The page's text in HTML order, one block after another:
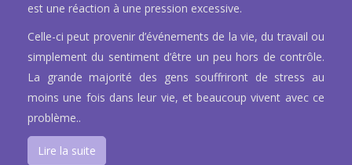
est une réaction à une pression excessive.
Celle-ci peut provenir d’événements de la vie, du travail ou
simplement du sentiment d’être un peu hors de contrôle.
La grande majorité des gens souffriront de stress au
moins une fois dans leur vie, et beaucoup vivent avec ce
problème..
Lire la suite